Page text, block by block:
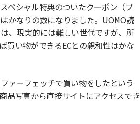
ペシャル特典のついたクーポン（プ
かなりの数になりました。UOMO読
、現実的には難しい世代ですが、所
買い物ができるECとの親和性はかな
ァーフェッチで買い物をしたという
品写真から直接サイトにアクセスでき